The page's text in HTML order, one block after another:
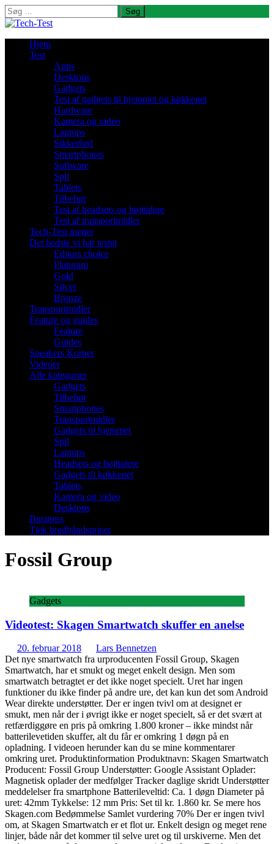
Søg
efter:
Hjem
Test
Apps
Desktops
Gadgets
Test af gadgets til hjemmet og køkkenet
Hardware
Kamera og video
Laptops
Sikkerhed
Smartphones
Software
Spil
Tablets
Tilbehør
Test af headsets og højttalere
Test af transportmidler
Tech-Test mener
Det bedste vi har testet
Editors choice
Platinum
Gold
Silver
Bronze
Transportmidler
Feature og guides
Feature
Guides
Speakers Korner
Videoer
Alle kategorier
Gadgets
Tilbehør
Smartphones
Transportmidler
Gadgets til hjemmet
Spil
Laptops
Headsets og højttalere
Gadgets til køkkenet
Tablets
Kamera og video
Desktops
Business
Tjek bredbåndspriser
Fossil Group
Gadgets
Videotest: Skagen Smartwatch skuffer en anelse
20. februar 2018
Lars Bennetzen
Det nye smartwatch fra urproducenten Fossil Group, Skagen
Smartwatch, har et smukt og meget enkelt design. Men som
smartwatch betragtet er det ikke noget specielt. Uret har ingen
funktioner du ikke finder på andre ure, det kan kun det som Android
Wear direkte understøtter. Der er ingen tvivl om at designet er
smukt, men når der i øvrigt ikke er noget specielt, så er det svært at
retfærdiggøre en pris på omkring 1.800 kroner – ikke mindst når
batterilevetiden skuffer, alt du får er omkring 1 døgn på en
opladning. I videoen herunder kan du se mine kommentarer
omkring uret. Produktinformation Produktnavn: Skagen Smartwatch
Producent: Fossil Group Understøtter: Google Assistant Oplader:
Magnetisk oplader der medfølger Tracker daglige skridt Understøtter
meddelelser fra smartphone Batterileveltid: Ca. 1 døgn Diameter på
uret: 42mm Tykkelse: 12 mm Pris: Set til kr. 1.860 kr. Se mere hos
Skagen.com Bedømmelse Samlet vurdering 70% Der er ingen tvivl
om, at Skagen Smartwatch er et flot ur. Enkelt design og meget rene
linjer, både når det kommer til selve uret og til urskiverne. Men det